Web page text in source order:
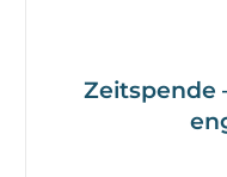
Zeitspende
Es gibt
partizipieren.